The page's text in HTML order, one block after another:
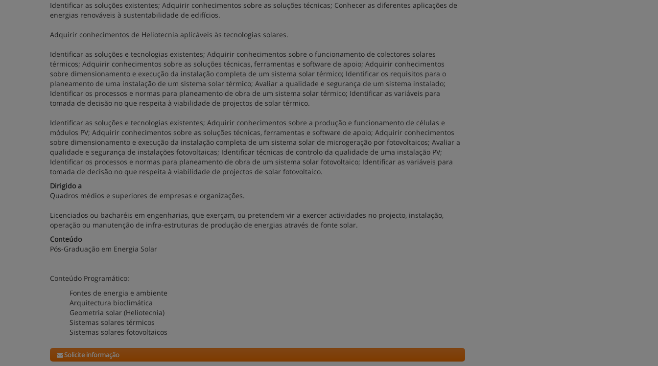
Identificar as soluções existentes; Adquirir conhecimentos sobre as soluções técnicas; Conhecer as diferentes aplicações de
energias renováveis à sustentabilidade de edifícios.
Adquirir conhecimentos de Heliotecnia aplicáveis às tecnologias solares.
Identificar as soluções e tecnologias existentes; Adquirir conhecimentos sobre o funcionamento de colectores solares
térmicos; Adquirir conhecimentos sobre as soluções técnicas, ferramentas e software de apoio; Adquirir conhecimentos
sobre dimensionamento e execução da instalação completa de um sistema solar térmico; Identificar os requisitos para o
planeamento de uma instalação de um sistema solar térmico; Avaliar a qualidade e segurança de um sistema instalado;
Identificar os processos e normas para planeamento de obra de um sistema solar térmico; Identificar as variáveis para
tomada de decisão no que respeita à viabilidade de projectos de solar térmico.
Identificar as soluções e tecnologias existentes; Adquirir conhecimentos sobre a produção e funcionamento de células e
módulos PV; Adquirir conhecimentos sobre as soluções técnicas, ferramentas e software de apoio; Adquirir conhecimentos
sobre dimensionamento e execução da instalação completa de um sistema solar de microgeração por fotovoltaicos; Avaliar a
qualidade e segurança de instalações fotovoltaicas; Identificar técnicas de controlo da qualidade de uma instalação PV;
Identificar os processos e normas para planeamento de obra de um sistema solar fotovoltaico; Identificar as variáveis para
tomada de decisão no que respeita à viabilidade de projectos de solar fotovoltaico.
Dirigido a
Quadros médios e superiores de empresas e organizações.
Licenciados ou bacharéis em engenharias, que exerçam, ou pretendem vir a exercer actividades no projecto, instalação,
operação ou manutenção de infra-estruturas de produção de energias através de fonte solar.
Conteúdo
Pós-Graduação em Energia Solar
Conteúdo Programático:
Fontes de energia e ambiente
Arquitectura bioclimática
Geometria solar (Heliotecnia)
Sistemas solares térmicos
Sistemas solares fotovoltaicos
Solicite informação